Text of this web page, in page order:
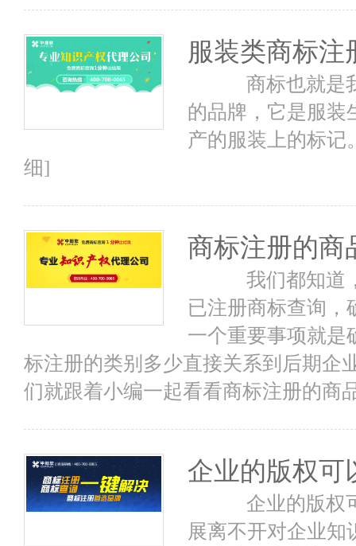
服装类商标注
商标也就是我
的品牌，它是服装
产的服装上的标记
细]
商标注册的商
我们都知道，
已注册商标查询，
一个重要事项就是
标注册的类别多少直接关系到后期企
们就跟着小编一起看看商标注册的商
企业的版权可
企业的版权可
展离不开对企业知